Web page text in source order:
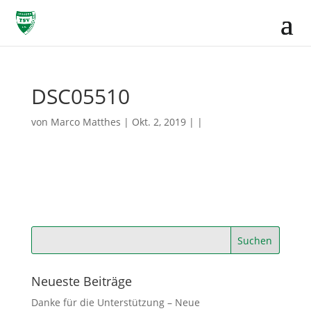
DSC05510
von Marco Matthes | Okt. 2, 2019 | |
Neueste Beiträge
Danke für die Unterstützung – Neue